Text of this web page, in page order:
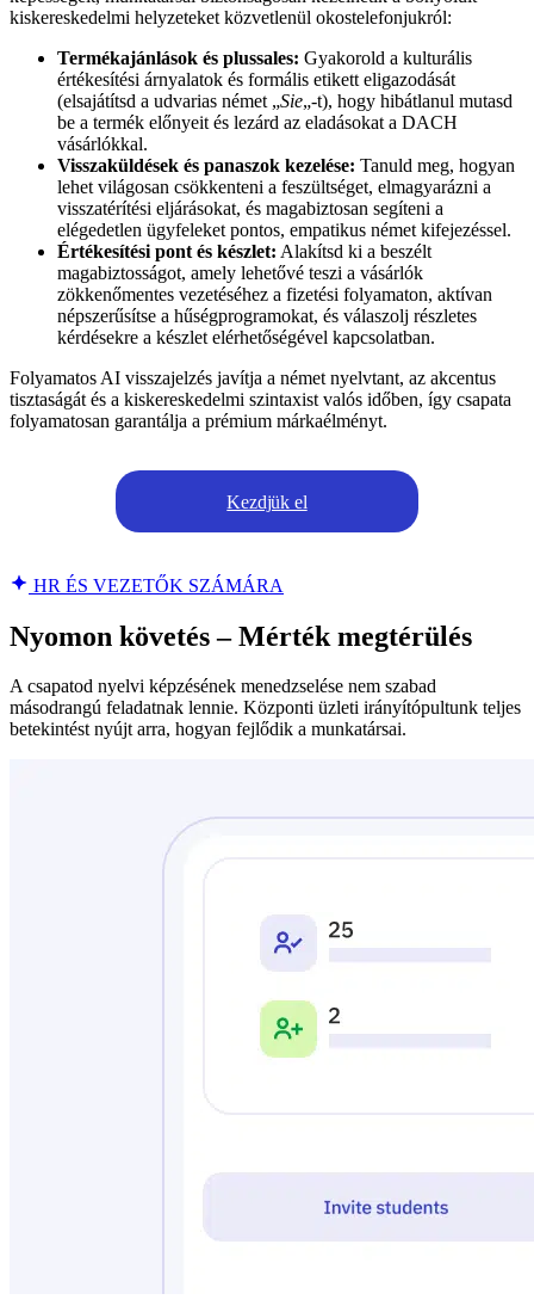
kiskereskedelmi helyzeteket közvetlenül okostelefonjukról:
Termékajánlások és plussales: Gyakorold a kulturális
értékesítési árnyalatok és formális etikett eligazodását
(elsajátítsd a udvarias német „Sie„-t), hogy hibátlanul mutasd
be a termék előnyeit és lezárd az eladásokat a DACH
vásárlókkal.
Visszaküldések és panaszok kezelése: Tanuld meg, hogyan
lehet világosan csökkenteni a feszültséget, elmagyarázni a
visszatérítési eljárásokat, és magabiztosan segíteni a
elégedetlen ügyfeleket pontos, empatikus német kifejezéssel.
Értékesítési pont és készlet: Alakítsd ki a beszélt
magabiztosságot, amely lehetővé teszi a vásárlók
zökkenőmentes vezetéséhez a fizetési folyamaton, aktívan
népszerűsítse a hűségprogramokat, és válaszolj részletes
kérdésekre a készlet elérhetőségével kapcsolatban.
Folyamatos AI visszajelzés javítja a német nyelvtant, az akcentus
tisztaságát és a kiskereskedelmi szintaxist valós időben, így csapata
folyamatosan garantálja a prémium márkaélményt.
Kezdjük el
HR ÉS VEZETŐK SZÁMÁRA
Nyomon követés – Mérték megtérülés
A csapatod nyelvi képzésének menedzselése nem szabad
másodrangú feladatnak lennie. Központi üzleti irányítópultunk teljes
betekintést nyújt arra, hogyan fejlődik a munkatársai.